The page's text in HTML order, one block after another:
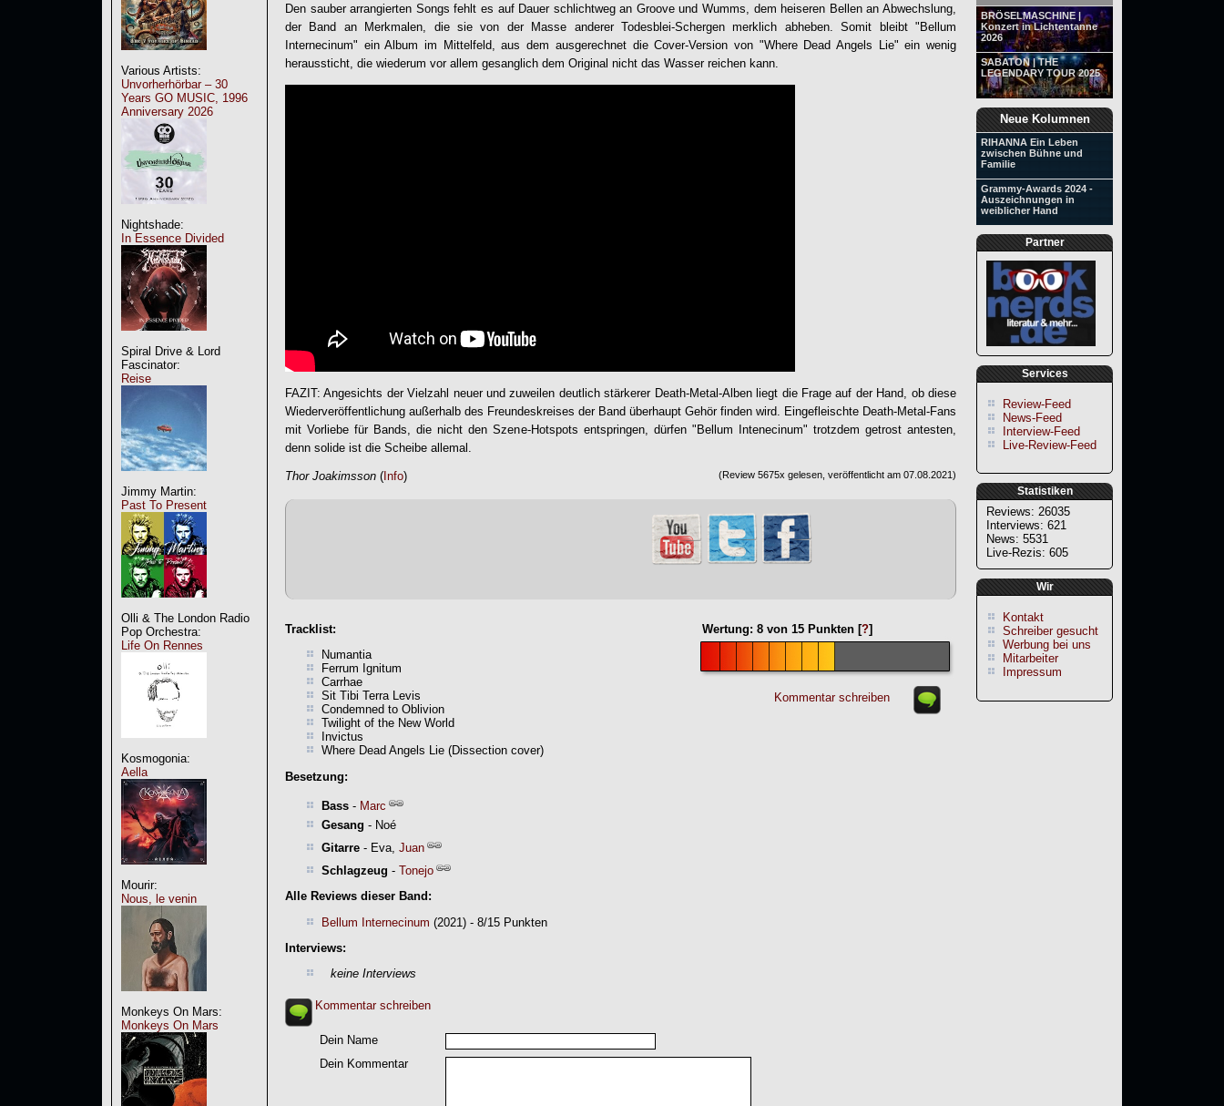
Various Artists:
Unvorherhörbar – 30
Years GO MUSIC, 1996
Anniversary 2026
Nightshade:
In Essence Divided
Spiral Drive & Lord
Fascinator:
Reise
Jimmy Martin:
Past To Present
Olli & The London Radio
Pop Orchestra:
Life On Rennes
Kosmogonia:
Aella
Mourir:
Nous, le venin
Monkeys On Mars:
Monkeys On Mars
BRÖSELMASCHINE |
Konzert in Lichtentanne
2026
SABATON | THE
LEGENDARY TOUR 2025
Neue Kolumnen
RIHANNA Ein Leben
zwischen Bühne und
Familie
Grammy-Awards 2024 -
Auszeichnungen in
weiblicher Hand
Partner
Services
Review-Feed
News-Feed
Interview-Feed
Live-Review-Feed
Statistiken
Reviews: 26035
Interviews: 621
News: 5531
Live-Rezis: 605
Wir
Kontakt
Schreiber gesucht
Werbung bei uns
Mitarbeiter
Impressum
Den sauber arrangierten Songs fehlt es auf Dauer schlichtweg an Groove und Wumms, dem heiseren Bellen an Abwechslung,
der Band an Merkmalen, die sie von der Masse anderer Todesblei-Schergen merklich abheben. Somit bleibt " Bellum
Internecinum" ein Album im Mittelfeld, aus dem ausgerechnet die Cover-Version von "Where Dead Angels Lie" ein wenig
heraussticht, die wiederum vor allem gesanglich dem Original nicht das Wasser reichen kann.
FAZIT: Angesichts der Vielzahl neuer und zuweilen deutlich stärkerer Death-Metal-Alben liegt die Frage auf der Hand, ob diese
Wiederveröffentlichung außerhalb des Freundeskreises der Band überhaupt Gehör finden wird. Eingefleischte Death-Metal-Fans
mit Vorliebe für Bands, die nicht den Szene-Hotspots entspringen, dürfen "Bellum Intenecinum" trotzdem getrost antesten,
denn solide ist die Scheibe allemal.
Thor Joakimsson ( Info) (Review 5675x gelesen, veröffentlicht am 07.08.2021)
Wertung: 8 von 15 Punkten [?]
Kommentar schreiben
Tracklist:
Numantia
Ferrum Ignitum
Carrhae
Sit Tibi Terra Levis
Condemned to Oblivion
Twilight of the New World
Invictus
Where Dead Angels Lie (Dissection cover)
Besetzung:
Bass - Marc
Gesang - Noé
Gitarre - Eva, Juan
Schlagzeug - Tonejo
Alle Reviews dieser Band:
Bellum Internecinum (2021) - 8/15 Punkten
Interviews:
keine Interviews
Kommentar schreiben
Dein Name
Dein Kommentar